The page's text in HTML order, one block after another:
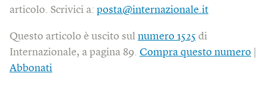
articolo. Scrivici a: posta@internazionale.it
Questo articolo è uscito sul numero 1525 di
Internazionale, a pagina 89. Compra questo numero
Abbonati